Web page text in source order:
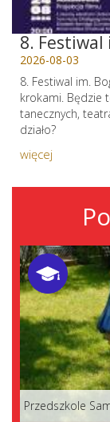
8. Festiwal
2026-08-03
8. Festiwal im.
krokami. Będzie
tanecznych,
działo?
więcej
Przedszkole